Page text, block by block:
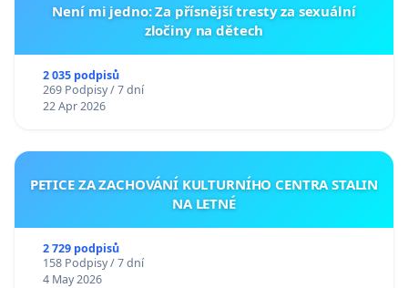
Není mi jedno: Za přísnější tresty za sexuální
zločiny na dětech
2 035 podpisů
269 Podpisy / 7 dní
22 Apr 2026
PETICE ZA ZACHOVÁNÍ KULTURNÍHO CENTRA STALIN
NA LETNÉ
2 729 podpisů
158 Podpisy / 7 dní
4 May 2026